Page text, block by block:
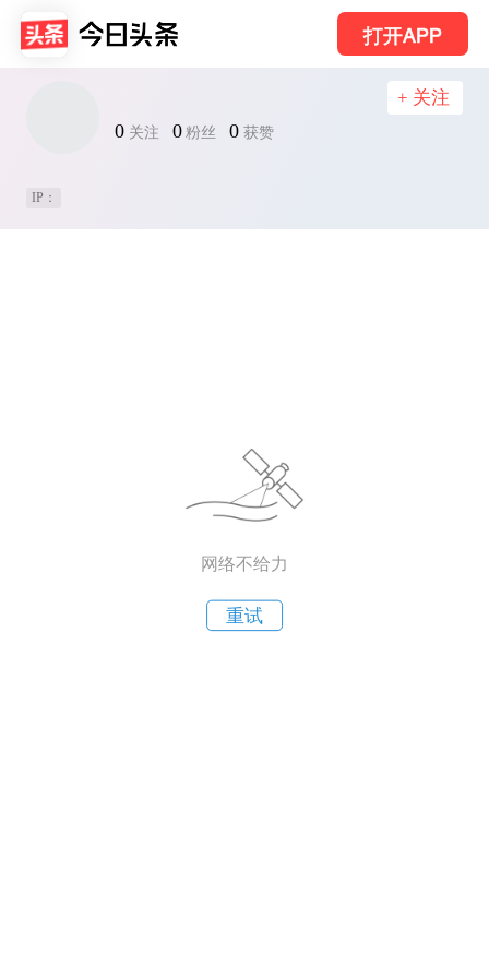
打开APP
0 关注 0 粉丝 0 获赞
+ 关注
IP：
网络不给力
重试